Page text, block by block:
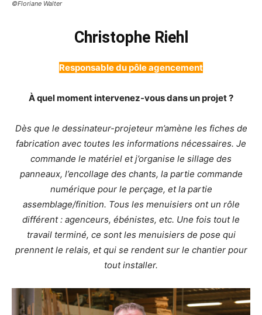
©Floriane Walter
Christophe Riehl
Responsable du pôle agencement
À quel moment intervenez-vous dans un projet ?
Dès que le dessinateur-projeteur m’amène les fiches de
fabrication avec toutes les informations nécessaires. Je
commande le matériel et j’organise le sillage des
panneaux, l’encollage des chants, la partie commande
numérique pour le perçage, et la partie
assemblage/finition. Tous les menuisiers ont un rôle
différent : agenceurs, ébénistes, etc. Une fois tout le
travail terminé, ce sont les menuisiers de pose qui
prennent le relais, et qui se rendent sur le chantier pour
tout installer.